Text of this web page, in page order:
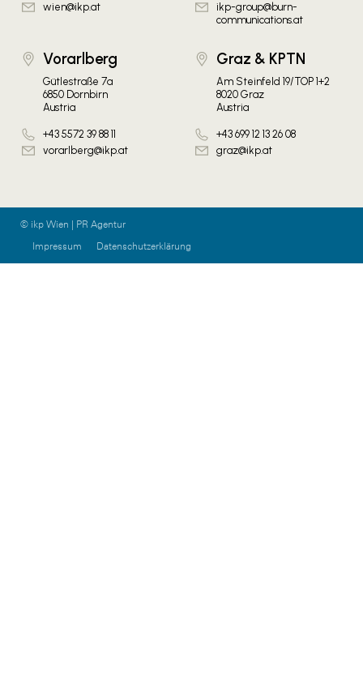
wien@ikp.at
ikp-group@burn-
communications.at
Vorarlberg
Gütlestraße 7a
6850 Dornbirn
Austria
+43 5572 39 88 11
vorarlberg@ikp.at
Graz & KPTN
Am Steinfeld 19/TOP 1+2
8020 Graz
Austria
+43 699 12 13 26 08
graz@ikp.at
© ikp Wien | PR Agentur
Impressum
Datenschutzerklärung